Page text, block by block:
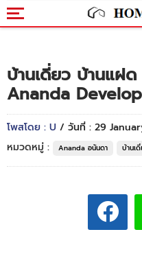
บ้านเดี่ยว บ้านแฝ
Ananda
โพสโดย : U / วันที่ : 29
หมวดหมู่ :
Ananda อนันดา บ้านเ